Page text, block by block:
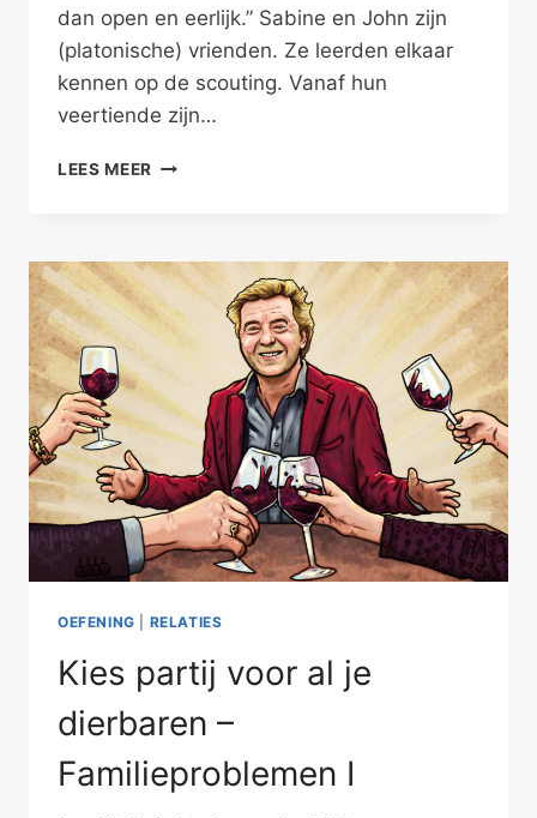
dan open en eerlijk.” Sabine en John zijn
(platonische) vrienden. Ze leerden elkaar
kennen op de scouting. Vanaf hun
veertiende zijn…
LEES MEER VRIENDEN
–
PLATONISCH
II
OEFENING RELATIES
Kies partij voor al je
dierbaren –
Familieproblemen I